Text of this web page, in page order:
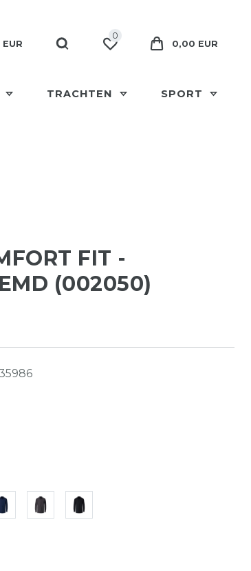
EUR
0
0,00 EUR
TRACHTEN SPORT
FIT -
(002050)